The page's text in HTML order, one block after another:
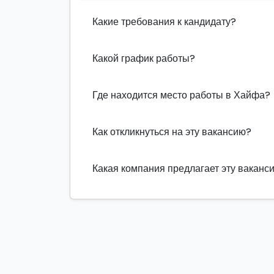
Какие требования к кандидату?
Какой график работы?
Где находится место работы в Хайфа?
Как откликнуться на эту вакансию?
Какая компания предлагает эту